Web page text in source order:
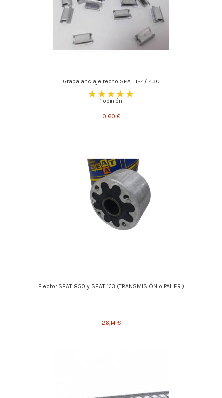
Grapa anclaje techo SEAT 124/1430
1 opinión
0,60 €
Flector SEAT 850 y SEAT 133 (TRANSMISIÓN o PALIER )
26,14 €